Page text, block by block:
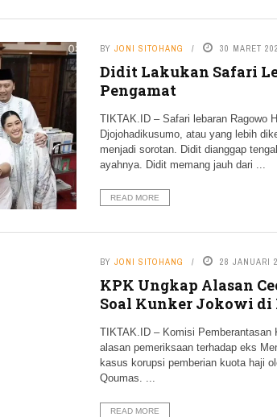
BY JONI SITOHANG 30 MARET
Didit Lakukan Safari
Pengamat
TIKTAK.ID – Safari lebaran Ragowo
Djojohadikusumo, atau yang lebih
menjadi sorotan. Didit dianggap
ayahnya. Didit memang jauh dari ...
READ MORE
BY JONI SITOHANG 28 JANUARI
KPK Ungkap Alasan
Soal Kunker Jokowi di
TIKTAK.ID – Komisi Pemberantasan
alasan pemeriksaan terhadap eks
kasus korupsi pemberian kuota haji
Qoumas. ...
READ MORE